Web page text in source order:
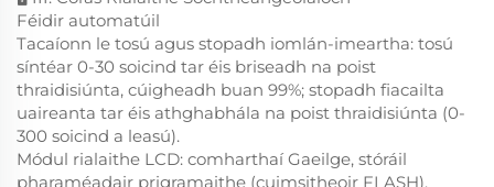
Féidir automatúil
Tacaíonn le tosú agus stopadh iomlán-imeartha: tosú
síntéar 0-30 soicind tar éis briseadh na poist
thraidisiúnta, cúigheadh buan 99%; stopadh fiacailta
uaireanta tar éis athghabhála na poist thraidisiúnta (0-
300 soicind a leasú).
Módul rialaithe LCD: comharthaí Gaeilge, stóráil
pharaméadair prigramaithe (cuimsitheoir FLASH),